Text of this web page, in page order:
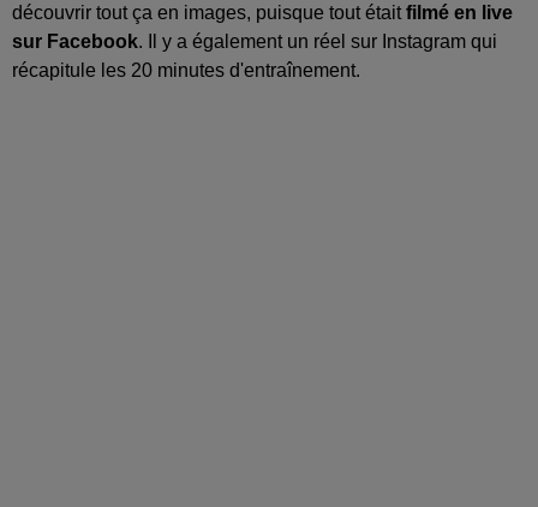
découvrir tout ça en images, puisque tout étaitfilmé en live
sur Facebook. Il y a également un réel sur Instagram qui
récapitule les 20 minutes d'entraînement.